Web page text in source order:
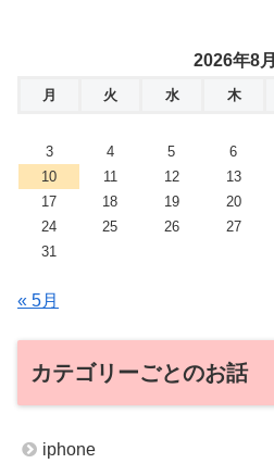
2026年8月
月 火 水 木
3
4 5 6
10
11 12 13
17
18 19 20
24
25 26 27
31
« 5月
カテゴリーごとのお話
iphone